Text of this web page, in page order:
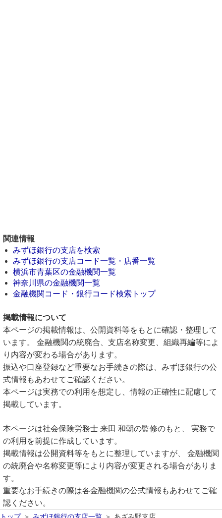
関連情報
みずほ銀行の支店を検索
みずほ銀行の支店コード一覧・店番一覧
横浜市青葉区の金融機関一覧
神奈川県の金融機関一覧
金融機関コード・銀行コード検索トップ
掲載情報について
本ページの掲載情報は、公開資料等をもとに確認・整理して
います。 金融機関の統廃合、支店名称変更、組織再編等によ
り内容が変わる場合があります。
振込や口座登録など重要なお手続きの際は、みずほ銀行の公
式情報もあわせてご確認ください。
本ページは実務での利用を想定し、情報の正確性に配慮して
掲載しています。
本ページは社会保険労務士 来田 和朝の監修のもと、 実務で
の利用を前提に作成しています。
掲載情報は公開資料等をもとに整理していますが、 金融機関
の統廃合や名称変更等により内容が変更される場合がありま
す。
重要なお手続きの際は各金融機関の公式情報もあわせてご確
認ください。